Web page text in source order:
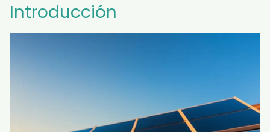
Introducción